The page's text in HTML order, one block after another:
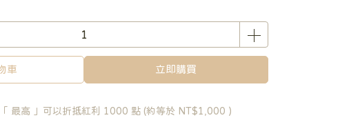
車 立即購買
最高 」可以折抵紅利 1000 點 (約等於 NT$1,000 )